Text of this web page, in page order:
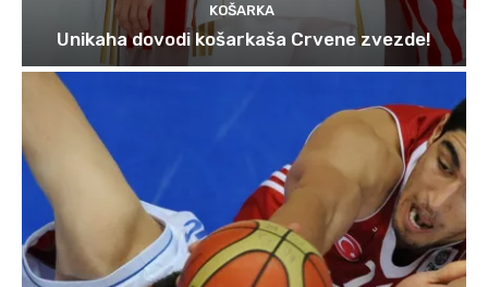
KOŠARKA
Unikaha dovodi košarkaša Crvene zvezde!